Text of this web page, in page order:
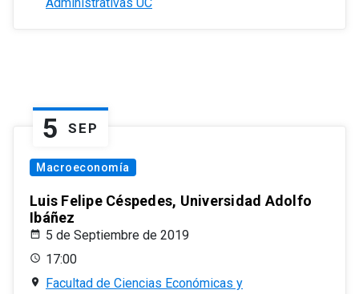
5 SEP
Macroeconomía
Luis Felipe Céspedes, Universidad Adolfo
Ibáñez
5 de Septiembre de 2019
17:00
Facultad de Ciencias Económicas y